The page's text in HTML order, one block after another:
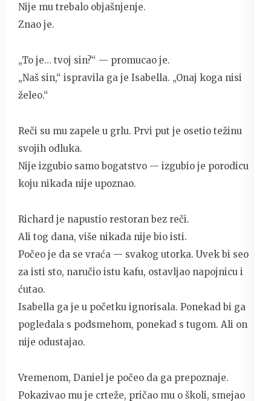
Nije mu trebalo objašnjenje.
Znao je.
„To je… tvoj sin?“ — promucao je.
„Naš sin,“ ispravila ga je Isabella. „Onaj koga nisi
želeo.“
Reči su mu zapele u grlu. Prvi put je osetio težinu
svojih odluka.
Nije izgubio samo bogatstvo — izgubio je porodicu
koju nikada nije upoznao.
Richard je napustio restoran bez reči.
Ali tog dana, više nikada nije bio isti.
Počeo je da se vraća — svakog utorka. Uvek bi seo
za isti sto, naručio istu kafu, ostavljao napojnicu i
ćutao.
Isabella ga je u početku ignorisala. Ponekad bi ga
pogledala s podsmehom, ponekad s tugom. Ali on
nije odustajao.
Vremenom, Daniel je počeo da ga prepoznaje.
Pokazivao mu je crteže, pričao mu o školi, smejao